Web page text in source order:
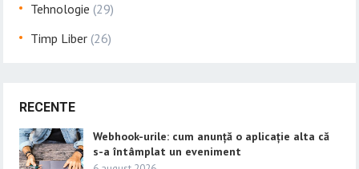
Tehnologie (29)
Timp Liber (26)
RECENTE
Webhook-urile: cum anunță o aplicație alta că
s-a întâmplat un eveniment